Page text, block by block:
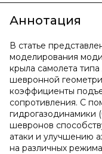
Аннотация
В статье
моделирования
крыла самолета
шевронной
коэффициенты
сопротивления. С
гидрогазодинамики
шевронов
атаки и улучшению
на различных